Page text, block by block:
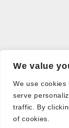
We value
We use cookies
serve
traffic. By
of cookies.